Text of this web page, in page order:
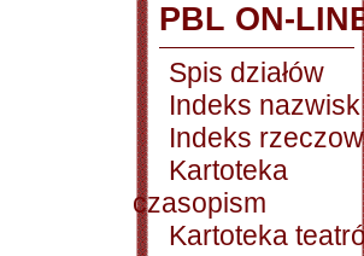
PBL ON-
Spis działów
Indeks nazwisk
Indeks
Kartoteka
czasopism
Kartoteka